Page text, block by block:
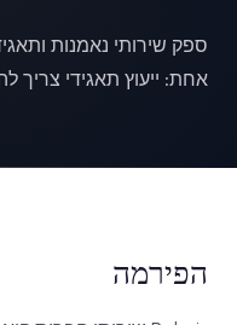
ספק שירותי נאמנות
אחת: ייעוץ תאגידי צריך
הפירמה